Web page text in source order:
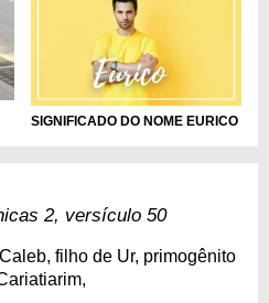
SIGNIFICADO DO NOME EURICO
2, versículo 50
filho de Ur, primogênito